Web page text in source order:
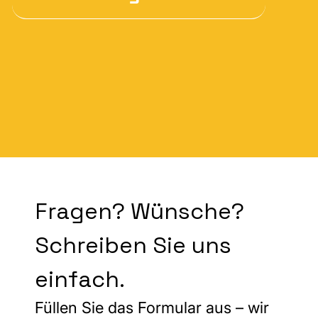
Fragen? Wünsche?
Schreiben Sie uns
einfach.
Füllen Sie das Formular aus – wir